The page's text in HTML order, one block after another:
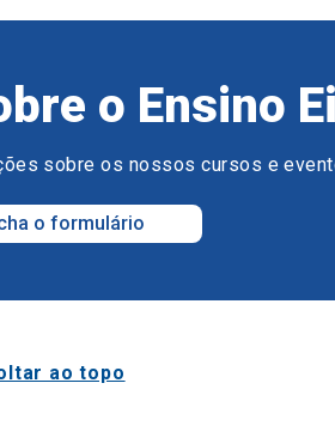
o Ensino
sobre os nossos cursos e
o formulário
ao topo